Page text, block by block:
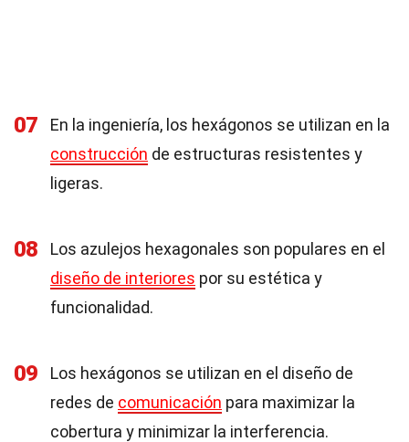
07
En la ingeniería, los hexágonos se utilizan en la
construcción de estructuras resistentes y
ligeras.
08
Los azulejos hexagonales son populares en el
diseño de interiores por su estética y
funcionalidad.
09
Los hexágonos se utilizan en el diseño de
redes de comunicación para maximizar la
cobertura y minimizar la interferencia.